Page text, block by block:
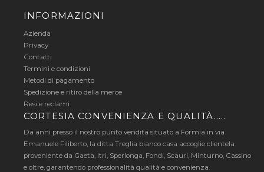
INFORMAZIONI
Azienda
Privacy
Contatti
Termini e condizioni
Metodi di pagamento
Spedizione e ritiro della merce
Resi e reclami
CORTESIA CONVENIENZA E QUALITÀ…..
Da anni presso il nostro punto vendita situato a Formia in via
Emanuele Filiberto, la ditta Treglia bianco casa accoglie clientela
proveniente da Gaeta, Itri, Sperlonga, Fondi, Scauri, Minturno, Cassino
e oltre, garantendo professionalità qualità e convenienza.